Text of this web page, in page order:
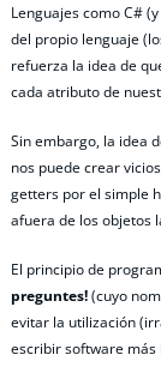
Lenguajes como C#
del propio lenguaje
refuerza la idea de
cada atributo de
Sin embargo, la idea
nos puede crear
getters por el simple
afuera de los objetos
El principio de
preguntes!(cuyo
evitar la utilización
escribir software más